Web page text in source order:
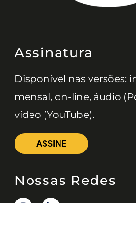
Assinatura
Disponível nas versões:
mensal, on-line, áudio
vídeo (YouTube).
ASSINE
Nossas Redes